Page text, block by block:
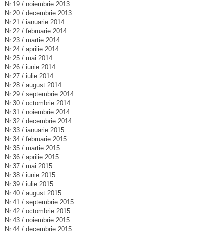
Nr.19 / noiembrie 2013
Nr.20 / decembrie 2013
Nr.21 / ianuarie 2014
Nr.22 / februarie 2014
Nr.23 / martie 2014
Nr.24 / aprilie 2014
Nr.25 / mai 2014
Nr.26 / iunie 2014
Nr.27 / iulie 2014
Nr.28 / august 2014
Nr.29 / septembrie 2014
Nr.30 / octombrie 2014
Nr.31 / noiembrie 2014
Nr.32 / decembrie 2014
Nr.33 / ianuarie 2015
Nr.34 / februarie 2015
Nr.35 / martie 2015
Nr.36 / aprilie 2015
Nr.37 / mai 2015
Nr.38 / iunie 2015
Nr.39 / iulie 2015
Nr.40 / august 2015
Nr.41 / septembrie 2015
Nr.42 / octombrie 2015
Nr.43 / noiembrie 2015
Nr.44 / decembrie 2015